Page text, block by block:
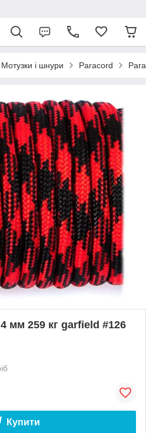
Мотузки і шнури Paracord
мм 259 кг garfield #126
Купити